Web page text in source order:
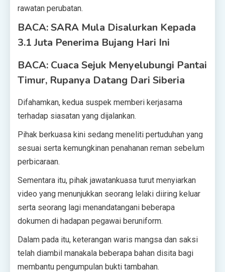
rawatan perubatan.
BACA: SARA Mula Disalurkan Kepada
3.1 Juta Penerima Bujang Hari Ini
BACA: Cuaca Sejuk Menyelubungi Pantai
Timur, Rupanya Datang Dari Siberia
Difahamkan, kedua suspek memberi kerjasama
terhadap siasatan yang dijalankan.
Pihak berkuasa kini sedang meneliti pertuduhan yang
sesuai serta kemungkinan penahanan reman sebelum
perbicaraan.
Sementara itu, pihak jawatankuasa turut menyiarkan
video yang menunjukkan seorang lelaki diiring keluar
serta seorang lagi menandatangani beberapa
dokumen di hadapan pegawai beruniform.
Dalam pada itu, keterangan waris mangsa dan saksi
telah diambil manakala beberapa bahan disita bagi
membantu pengumpulan bukti tambahan.